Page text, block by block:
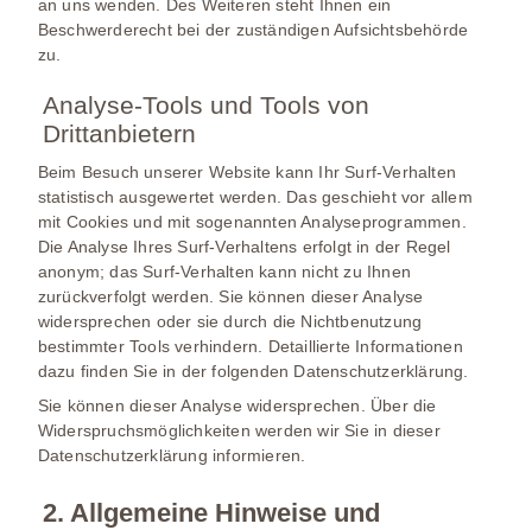
an uns wenden. Des Weiteren steht Ihnen ein
Beschwerderecht bei der zuständigen Aufsichtsbehörde
zu.
Analyse-Tools und Tools von
Drittanbietern
Beim Besuch unserer Website kann Ihr Surf-Verhalten
statistisch ausgewertet werden. Das geschieht vor allem
mit Cookies und mit sogenannten Analyseprogrammen.
Die Analyse Ihres Surf-Verhaltens erfolgt in der Regel
anonym; das Surf-Verhalten kann nicht zu Ihnen
zurückverfolgt werden. Sie können dieser Analyse
widersprechen oder sie durch die Nichtbenutzung
bestimmter Tools verhindern. Detaillierte Informationen
dazu finden Sie in der folgenden Datenschutzerklärung.
Sie können dieser Analyse widersprechen. Über die
Widerspruchsmöglichkeiten werden wir Sie in dieser
Datenschutzerklärung informieren.
2. Allgemeine Hinweise und